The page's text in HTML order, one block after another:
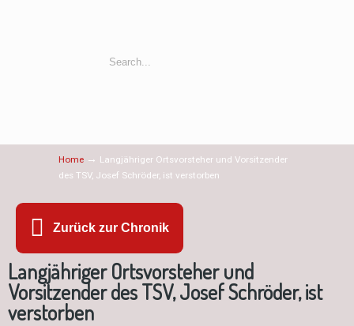
Home → Langjähriger Ortsvorsteher und Vorsitzender
des TSV, Josef Schröder, ist verstorben
Zurück zur Chronik
Langjähriger Ortsvorsteher und
Vorsitzender des TSV, Josef Schröder, ist
verstorben